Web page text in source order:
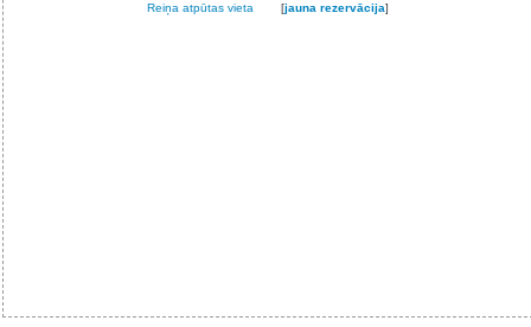
Reiņa atpūtas vieta
[jauna rezervācija]